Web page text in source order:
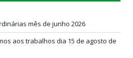
mês de junho 2026
aos trabalhos dia 15 de agosto de